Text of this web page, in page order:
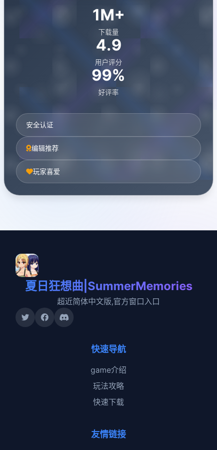
1M+
下载量
4.9
用户评分
99%
好评率
安全认证
编辑推荐
玩家喜爱
夏日狂想曲|SummerMemories
超近简体中文版,官方窗口入口
快速导航
game介绍
玩法攻略
快速下载
友情链接